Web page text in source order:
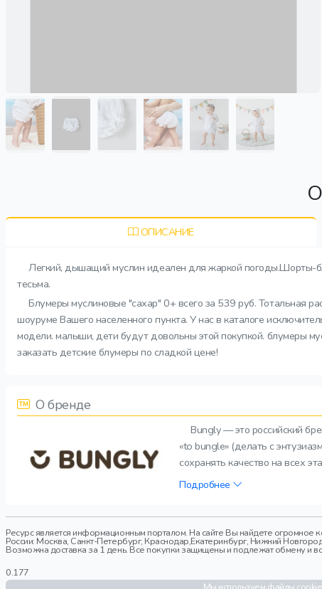
ОПИСАНИЕ
Легкий, дышащий муслин идеален для жаркой погоды.Шорты-
тесьма.
Блумеры муслиновые "сахар" 0+ всего за 539 руб. Тотальная
шоуруме Вашего населенного пункта. У нас в каталоге
модели. малыши, дети будут довольны этой покупкой. блумеры
заказать детские блумеры по сладкой цене!
О бренде
Bungly — это российский
«to bungle» (делать с
сохранять качество на всех
Подробнее
Ресурс является информационным порталом. На сайте Вы найдете огромное
России: Москва, Санкт-Петербург, Краснодар,Екатеринбург, Нижний
Возможна доставка за 1 день. Все покупки защищены и подлежат обмену и
0.177
Мы используем файлы